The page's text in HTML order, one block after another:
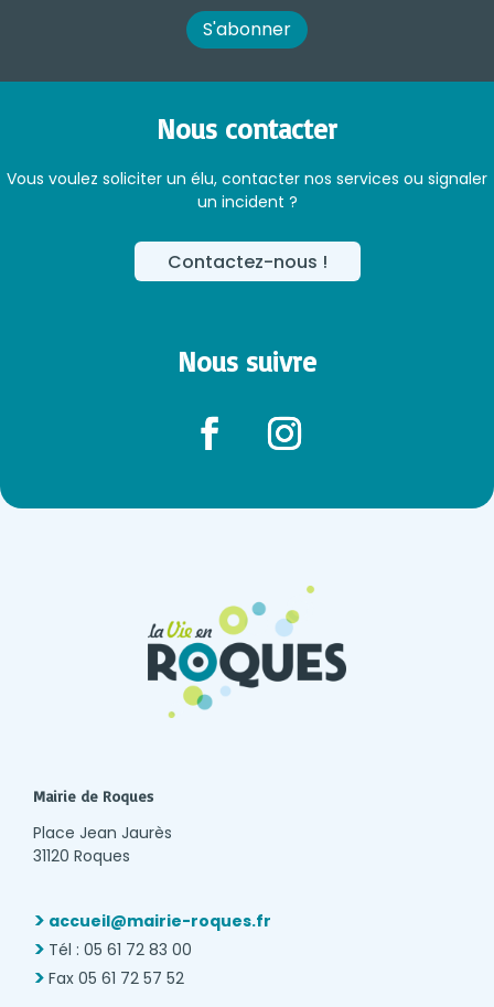
Nous contacter
Vous voulez soliciter un élu, contacter nos services ou signaler
un incident ?
Contactez-nous !
Nous suivre
Mairie de Roques
Place Jean Jaurès
31120 Roques
accueil@mairie-roques.fr
Tél : 05 61 72 83 00
Fax 05 61 72 57 52